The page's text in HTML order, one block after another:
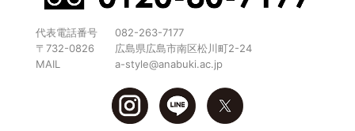
代表電話番号
082-263-7177
〒732-0826
広島県広島市南区松川町2-24
MAIL
a-style@anabuki.ac.jp